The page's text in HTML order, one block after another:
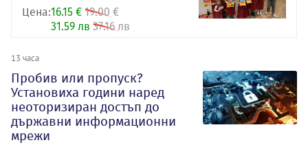
Цена:16.15 € 19.00 €
31.59 лв 37.16 лв
13 часа
Пробив или пропуск?
Установиха години наред
неоторизиран достъп до
държавни информационни
мрежи